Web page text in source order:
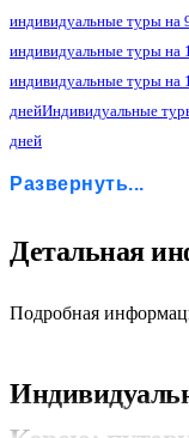
индивидуальные туры на
индивидуальные туры на
индивидуальные туры на
днейИндивидуальные
дней
Андонг: индивидуальные
Северный Кенсан:
Индивидуальные туры в
Индивидуальные туры в
Индивидуальные туры в
Кванчжу:
Развернуть...
Детальная
Подробная